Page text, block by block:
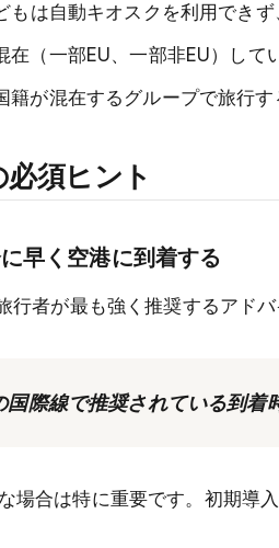
もは自動キオスクを利用でき
在（一部EU、一部非EU）し
籍が混在するグループで旅行
須ヒント
早く空港に到着する
行者が最も強く推奨するアドバ
国際線で推奨されている到
場合は特に重要です。初期導